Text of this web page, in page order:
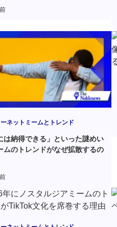
ネットミームとトレンド
は納得できる」といった謎めい
ムのトレンドがなぜ拡散するの